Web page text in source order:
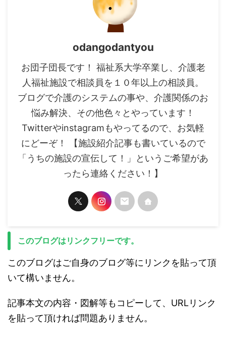
odangodantyou
お団子団長です！ 福祉系大学卒業し、介護老
人福祉施設で相談員を１０年以上の相談員。
ブログで介護のシステムの事や、介護関係のお
悩み解決、その他色々とやっています！
Twitterやinstagramもやってるので、お気軽
にどーぞ！ 【施設紹介記事も書いているので
「うちの施設の宣伝して！」というご希望があ
ったら連絡ください！】
このブログはリンクフリーです。
このブログはご自身のブログ等にリンクを貼って頂
いて構いません。
記事本文の内容・図解等もコピーして、URLリンク
を貼って頂ければ問題ありません。